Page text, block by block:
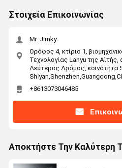
Στοιχεία Επικοινωνίας
Mr. Jimky
Ορόφος 4, κτίριο 1,
Τεχνολογίας Lanyu της Αϊτής,
Δεύτερος Δρόμος, κοινότητα
+8613073046485
Αποκτήστε Την Καλύτερη